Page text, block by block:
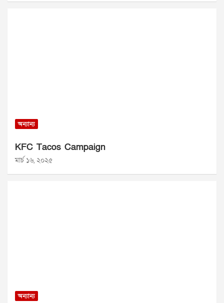
অন্যান্য
KFC Tacos Campaign
মার্চ ১৬, ২০২৫
অন্যান্য